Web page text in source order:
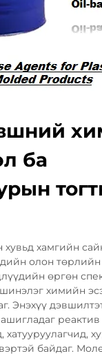
ба
хамгийн
олон
өргөн
химийн
Энэхүү
хатууруулагчид,
байдаг.